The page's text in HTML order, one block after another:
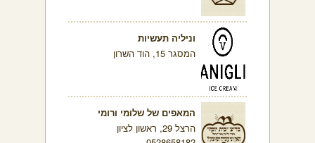
וניליה תעשיות
המסגר 15, הוד השרון
המאפים של שלומי ורומי
הרצל 29, ראשון לציון